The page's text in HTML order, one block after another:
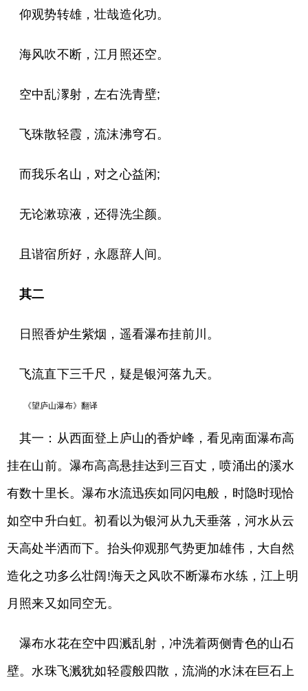
仰观势转雄，壮哉造化功。
海风吹不断，江月照还空。
空中乱潈射，左右洗青壁;
飞珠散轻霞，流沫沸穹石。
而我乐名山，对之心益闲;
无论漱琼液，还得洗尘颜。
且谐宿所好，永愿辞人间。
其二
日照香炉生紫烟，遥看瀑布挂前川。
飞流直下三千尺，疑是银河落九天。
《望庐山瀑布》翻译
其一：从西面登上庐山的香炉峰，看见南面瀑布高
挂在山前。瀑布高高悬挂达到三百丈，喷涌出的溪水
有数十里长。瀑布水流迅疾如同闪电般，时隐时现恰
如空中升白虹。初看以为银河从九天垂落，河水从云
天高处半洒而下。抬头仰观那气势更加雄伟，大自然
造化之功多么壮阔!海天之风吹不断瀑布水练，江上明
月照来又如同空无。
瀑布水花在空中四溅乱射，冲洗着两侧青色的山石
壁。水珠飞溅犹如轻霞般四散，流淌的水沫在巨石上